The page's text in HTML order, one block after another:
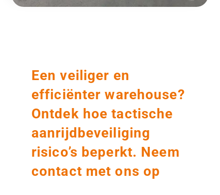
Een veiliger en
efficiënter warehouse?
Ontdek hoe tactische
aanrijdbeveiliging
risico’s beperkt. Neem
contact met ons op